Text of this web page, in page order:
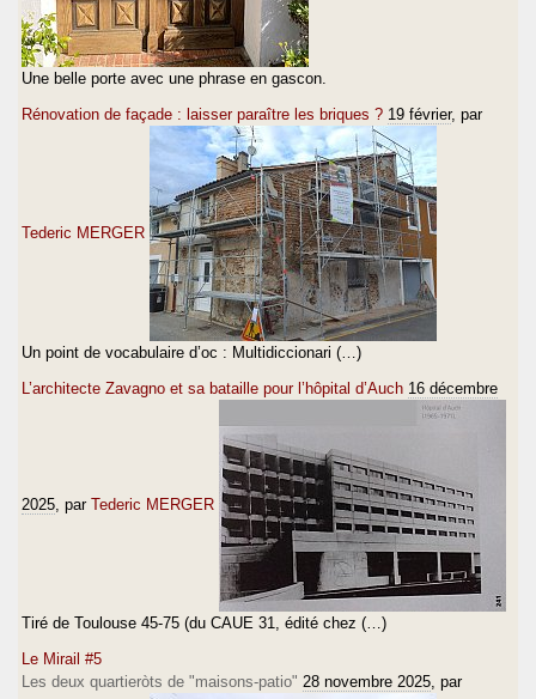
Une belle porte avec une phrase en gascon.
Rénovation de façade : laisser paraître les briques ? 19 février, par
Tederic MERGER
Un point de vocabulaire d’oc : Multidiccionari (…)
L’architecte Zavagno et sa bataille pour l’hôpital d’Auch 16 décembre
2025 , par Tederic MERGER
Tiré de Toulouse 45-75 (du CAUE 31, édité chez (…)
Le Mirail #5
Les deux quartieròts de "maisons-patio" 28 novembre 2025 , par